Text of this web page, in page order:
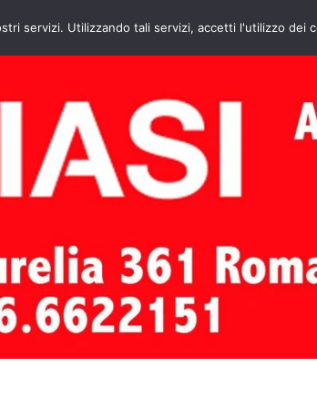
HOME CONTATTI
servizi. Utilizzando tali servizi, accetti l'utilizzo dei